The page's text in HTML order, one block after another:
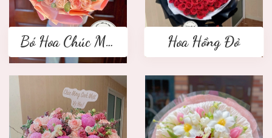
Bó Hoa Chúc Mừng Hoa Hồng Đỏ